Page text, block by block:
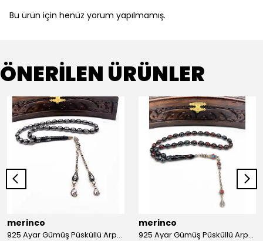
Bu ürün için henüz yorum yapılmamış.
ÖNERİLEN ÜRÜNLER
merinco
925 Ayar Gümüş Püsküllü Arpa Kesim Gümüş İşlemeli Erzurum Oltu Tesbih
merinco
925 Ayar Gümüş Püsküllü Arpa Kesim Gümüş İşlemeli Erzurum Oltu Tesbih